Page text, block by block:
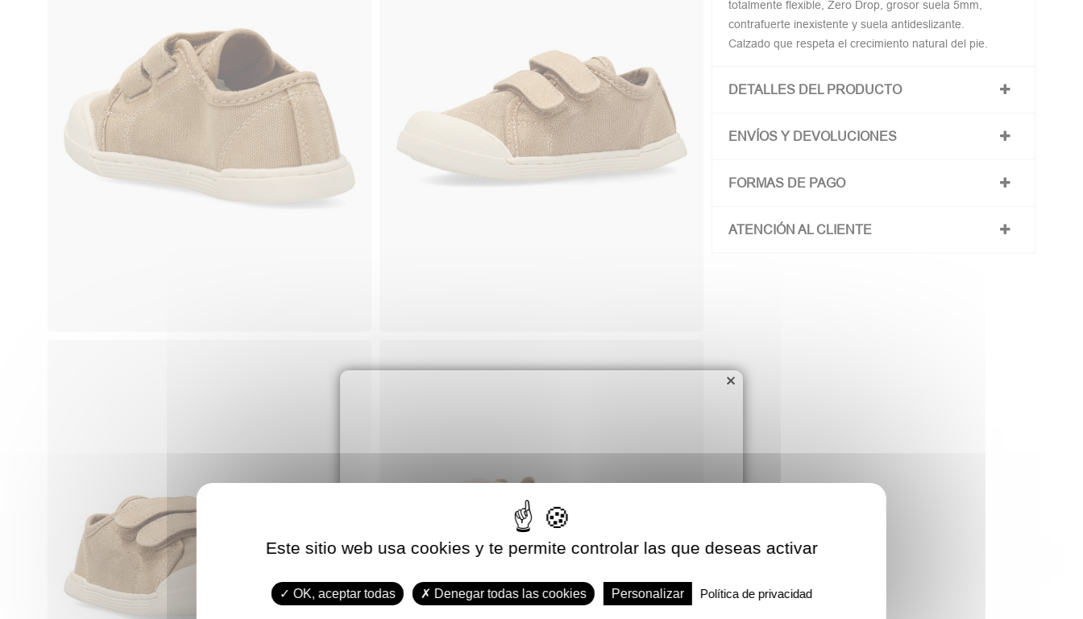
totalmente flexible, Zero Drop, grosor suela 5mm,
contrafuerte inexistente y suela antideslizante.
Calzado que respeta el crecimiento natural del pie.
DETALLES DEL PRODUCTO
ENVÍOS Y DEVOLUCIONES
FORMAS DE PAGO
ATENCIÓN AL CLIENTE
×
Este sitio web usa cookies y te permite controlar las que deseas activar
OK, aceptar todas Denegar todas las cookies Personalizar Política de privacidad